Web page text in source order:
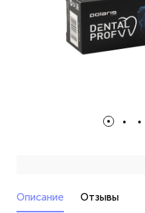
Описание Отзывы